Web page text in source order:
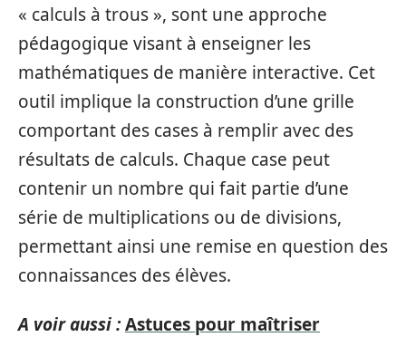
« calculs à trous », sont une approche
pédagogique visant à enseigner les
mathématiques de manière interactive. Cet
outil implique la construction d’une grille
comportant des cases à remplir avec des
résultats de calculs. Chaque case peut
contenir un nombre qui fait partie d’une
série de multiplications ou de divisions,
permettant ainsi une remise en question des
connaissances des élèves.
A voir aussi :Astuces pour maîtriser